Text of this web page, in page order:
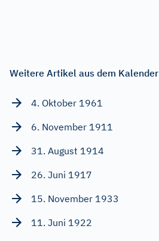
Weitere Artikel aus dem Kalender
4. Oktober 1961
6. November 1911
31. August 1914
26. Juni 1917
15. November 1933
11. Juni 1922